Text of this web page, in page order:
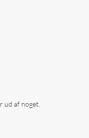
ud af noget.